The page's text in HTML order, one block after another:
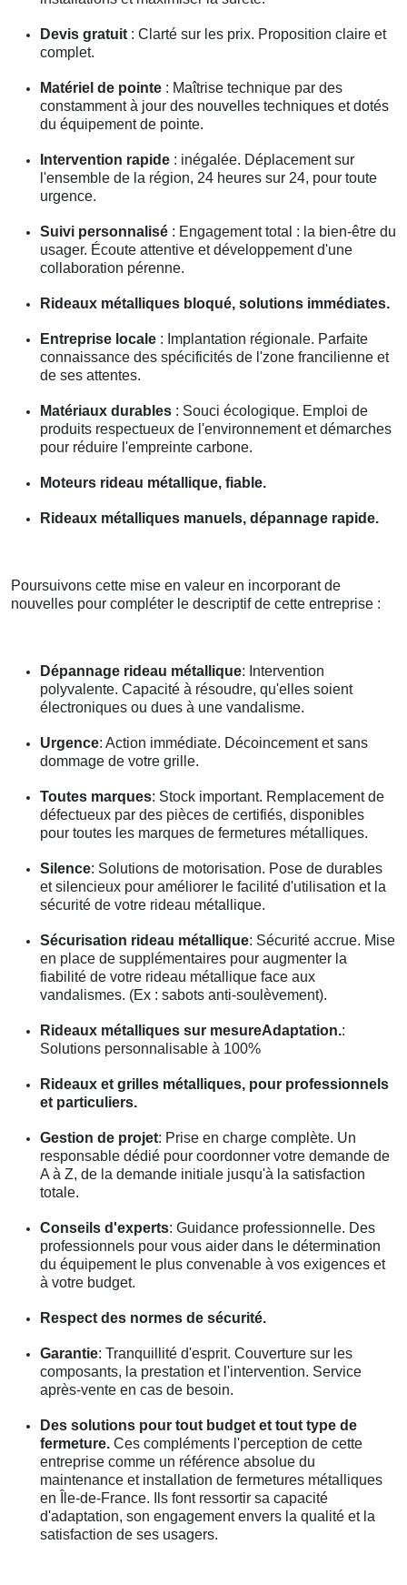
Devis gratuit : Clarté sur les prix. Proposition claire et
complet.
Matériel de pointe : Maîtrise technique par des
constamment à jour des nouvelles techniques et dotés
du équipement de pointe.
Intervention rapide : inégalée. Déplacement sur
l'ensemble de la région, 24 heures sur 24, pour toute
urgence.
Suivi personnalisé : Engagement total : la bien-être du
usager. Écoute attentive et développement d'une
collaboration pérenne.
Rideaux métalliques bloqué, solutions immédiates.
Entreprise locale : Implantation régionale. Parfaite
connaissance des spécificités de l'zone francilienne et
de ses attentes.
Matériaux durables : Souci écologique. Emploi de
produits respectueux de l'environnement et démarches
pour réduire l'empreinte carbone.
Moteurs rideau métallique, fiable.
Rideaux métalliques manuels, dépannage rapide.
Poursuivons cette mise en valeur en incorporant de
nouvelles pour compléter le descriptif de cette entreprise :
Dépannage rideau métallique: Intervention
polyvalente. Capacité à résoudre, qu'elles soient
électroniques ou dues à une vandalisme.
Urgence: Action immédiate. Décoincement et sans
dommage de votre grille.
Toutes marques: Stock important. Remplacement de
défectueux par des pièces de certifiés, disponibles
pour toutes les marques de fermetures métalliques.
Silence: Solutions de motorisation. Pose de durables
et silencieux pour améliorer le facilité d'utilisation et la
sécurité de votre rideau métallique.
Sécurisation rideau métallique: Sécurité accrue. Mise
en place de supplémentaires pour augmenter la
fiabilité de votre rideau métallique face aux
vandalismes. (Ex : sabots anti-soulèvement).
Rideaux métalliques sur mesureAdaptation.:
Solutions personnalisable à 100%
Rideaux et grilles métalliques, pour professionnels
et particuliers.
Gestion de projet: Prise en charge complète. Un
responsable dédié pour coordonner votre demande de
A à Z, de la demande initiale jusqu'à la satisfaction
totale.
Conseils d'experts: Guidance professionnelle. Des
professionnels pour vous aider dans le détermination
du équipement le plus convenable à vos exigences et
à votre budget.
Respect des normes de sécurité.
Garantie: Tranquillité d'esprit. Couverture sur les
composants, la prestation et l'intervention. Service
après-vente en cas de besoin.
Des solutions pour tout budget et tout type de
fermeture. Ces compléments l'perception de cette
entreprise comme un référence absolue du
maintenance et installation de fermetures métalliques
en Île-de-France. Ils font ressortir sa capacité
d'adaptation, son engagement envers la qualité et la
satisfaction de ses usagers.